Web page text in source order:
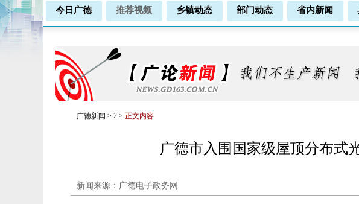
今日广德 推荐视频 乡镇动态 部门动态 省内新闻
广德新闻 > 2 > 正文内容
广德市入围国家级屋顶分布式
新闻来源：广德电子政务网